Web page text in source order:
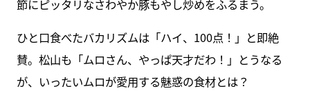
節にピッタリなさわやか豚もやし炒めをふるまう。
ひと口食べたバカリズムは「ハイ、100点！」と即絶
賛。松山も「ムロさん、やっぱ天才だわ！」とうなる
が、いったいムロが愛用する魅惑の食材とは？